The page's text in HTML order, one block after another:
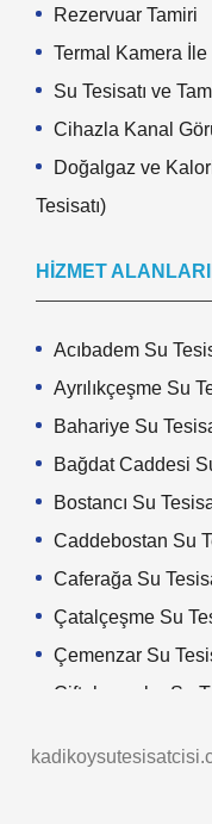
Rezervuar Tamiri
Termal Kamera
Su Tesisatı ve
Cihazla Kanal
Doğalgaz ve
Tesisatı)
HIZMET
Acıbadem Su
Ayrılıkçeşme Su
Bahariye Su
Bağdat Caddesi
Bostancı Su
Caddebostan Su
Caferağa Su
Çatalçeşme Su
Çemenzar Su
Çiftehavuzlar Su
Eğitim Su